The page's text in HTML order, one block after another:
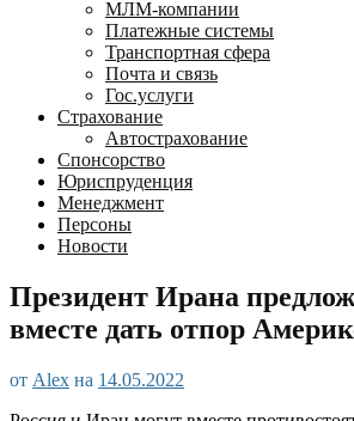
МЛМ-компании
Платежные системы
Транспортная сфера
Почта и связь
Гос.услуги
Страхование
Автострахование
Спонсорство
Юриспруденция
Менеджмент
Персоны
Новости
Президент Ирана
вместе дать отпор
от Alex на 14.05.2022